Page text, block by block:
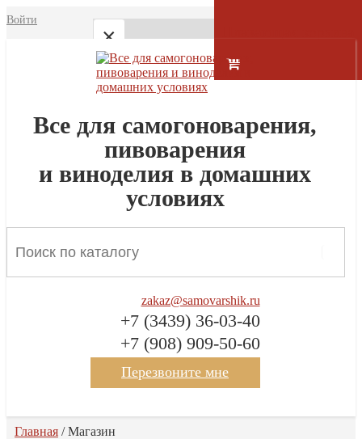
Войти
Toggle
navigation
×
Меню
Магазин
О нас
Отзывы
Доставка и оплата
Контакты
Закрыть
Все для самогоноварения,
пивоварения
и виноделия в домашних
условиях
zakaz@samovarshik.ru
+7 (3439) 36-03-40
+7 (908) 909-50-60
Перезвоните мне
Главная / Магазин